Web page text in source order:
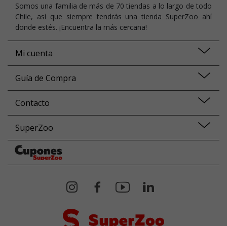
Somos una familia de más de 70 tiendas a lo largo de todo
Chile, así que siempre tendrás una tienda SuperZoo ahí
donde estés. ¡Encuentra la más cercana!
Mi cuenta
Guía de Compra
Contacto
SuperZoo